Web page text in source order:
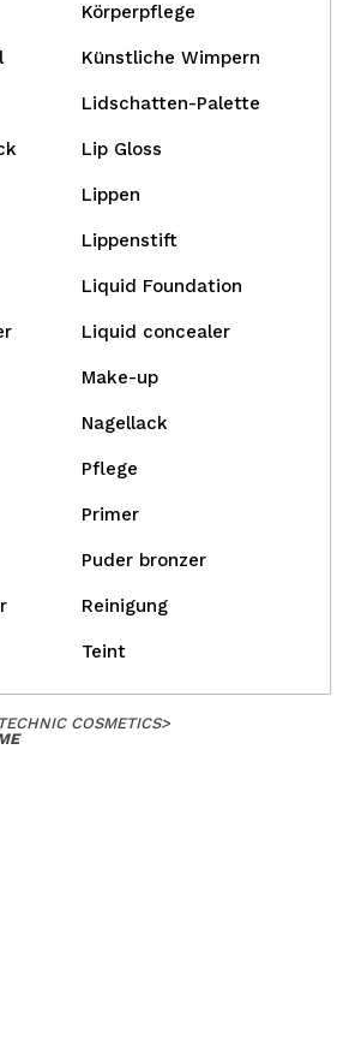
Körperpflege
Künstliche Wimpern
Lidschatten-Palette
Lip Gloss
Lippen
Lippenstift
Liquid Foundation
Liquid concealer
Make-up
Nagellack
Pflege
Primer
Puder bronzer
Reinigung
Teint
TECHNIC COSMETICS>